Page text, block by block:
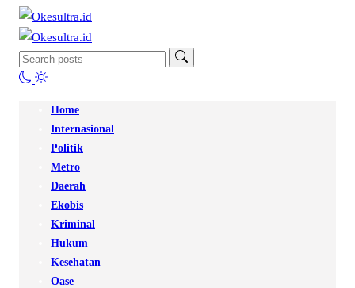
Home
Internasional
Politik
Metro
Daerah
Ekobis
Kriminal
Hukum
Kesehatan
Oase